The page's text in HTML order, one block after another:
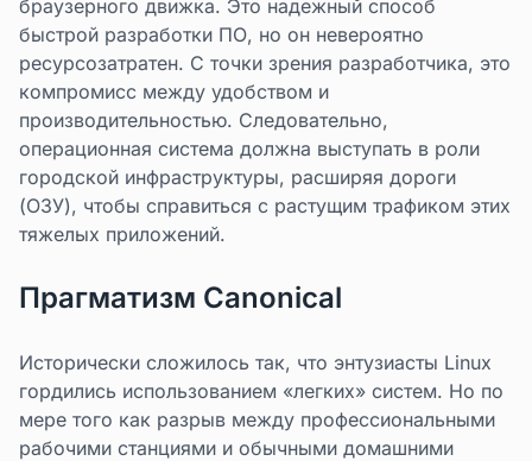
браузерного движка. Это надежный способ
быстрой разработки ПО, но он невероятно
ресурсозатратен. С точки зрения разработчика, это
компромисс между удобством и
производительностью. Следовательно,
операционная система должна выступать в роли
городской инфраструктуры, расширяя дороги
(ОЗУ), чтобы справиться с растущим трафиком этих
тяжелых приложений.
Прагматизм Canonical
Исторически сложилось так, что энтузиасты Linux
гордились использованием «легких» систем. Но по
мере того как разрыв между профессиональными
рабочими станциями и обычными домашними